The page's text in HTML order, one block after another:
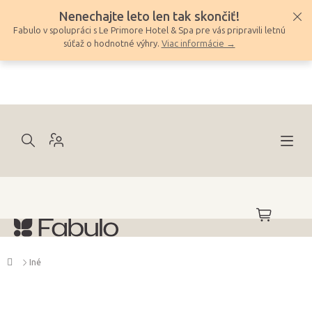
obsah
Nenechajte leto len tak skončiť!
Fabulo v spolupráci s Le Primore Hotel & Spa pre vás pripravili letnú
súťaž o hodnotné výhry. Viac informácie →
NÁKUPNÝ
KOŠÍK
Domov
Iné